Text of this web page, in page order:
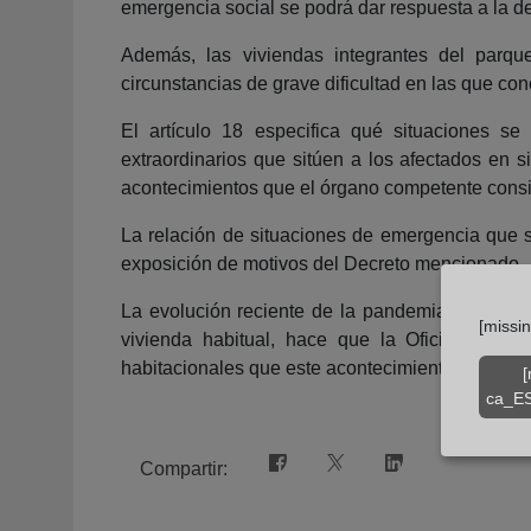
emergencia social se podrá dar respuesta a la
Además, las viviendas integrantes del
circunstancias de grave dificultad en las que
El artículo 18 especifica qué situaciones se
extraordinarios que sitúen a los afectados en
acontecimientos que el órgano competente
La relación de situaciones de emergencia
exposición de motivos del Decreto mencionado.
La evolución reciente de la pandemia y por
vivienda habitual, hace que la Oficina del
habitacionales que este acontecimiento
Compartir: